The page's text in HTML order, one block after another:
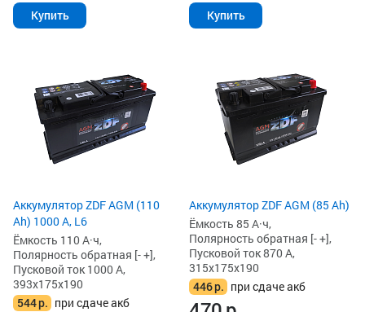
Купить Купить
Аккумулятор ZDF AGM (110
Ah) 1000 А, L6
Ёмкость 110 А·ч,
Полярность обратная [- +],
Пусковой ток 1000 А,
393x175x190
544р. при сдаче акб
Аккумулятор ZDF AGM (85 Ah)
Ёмкость 85 А·ч,
Полярность обратная [- +],
Пусковой ток 870 А,
315x175x190
446р. при сдаче акб